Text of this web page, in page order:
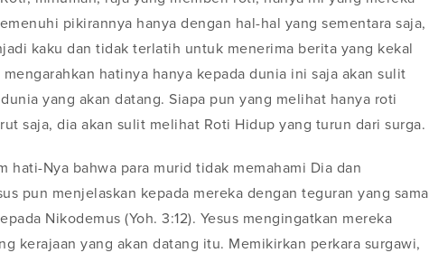
pikirannya hanya dengan hal-hal yang sementara saja,
kaku dan tidak terlatih untuk menerima berita yang kekal
hatinya hanya kepada dunia ini saja akan sulit
yang akan datang. Siapa pun yang melihat hanya roti
saja, dia akan sulit melihat Roti Hidup yang turun dari surga.
hati-Nya bahwa para murid tidak memahami Dia dan
pun menjelaskan kepada mereka dengan teguran yang sama
Nikodemus (Yoh. 3:12). Yesus mengingatkan mereka
kerajaan yang akan datang itu. Memikirkan perkara surgawi,